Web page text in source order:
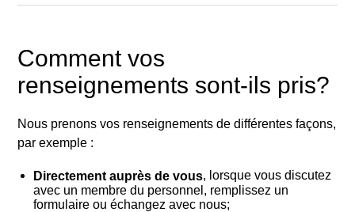
Comment vos
renseignements sont-ils pris?
Nous prenons vos renseignements de différentes façons,
par exemple :
Directement auprès de vous, lorsque vous discutez
avec un membre du personnel, remplissez un
formulaire ou échangez avec nous;